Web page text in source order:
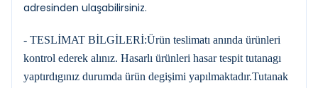
adresinden ulaşabilirsiniz.
- TESLİMAT BİLGİLERİ:Ürün teslimatı anında ürünleri
kontrol ederek alınız. Hasarlı ürünleri hasar tespit tutanagı
yaptırdıgınız durumda ürün degişimi yapılmaktadır.Tutanak